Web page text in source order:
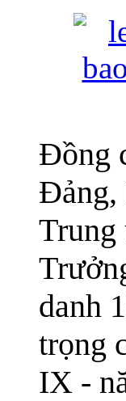
Đồng
Đảng,
Trung
danh
trọng
IX -